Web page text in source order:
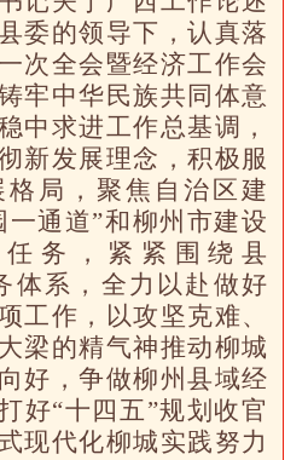
委的领导下，认真落
次全会暨经济工作会
牢中华民族共同体意
中求进工作总基调，
新发展理念，积极服
局，聚焦自治区建
通道”和柳州市建设
务，紧紧围绕县
体系，全力以赴做好
工作，以攻坚克难、
梁的精气神推动柳城
好，争做柳州县域经
好“十四五”规划收官
现代化柳城实践努力